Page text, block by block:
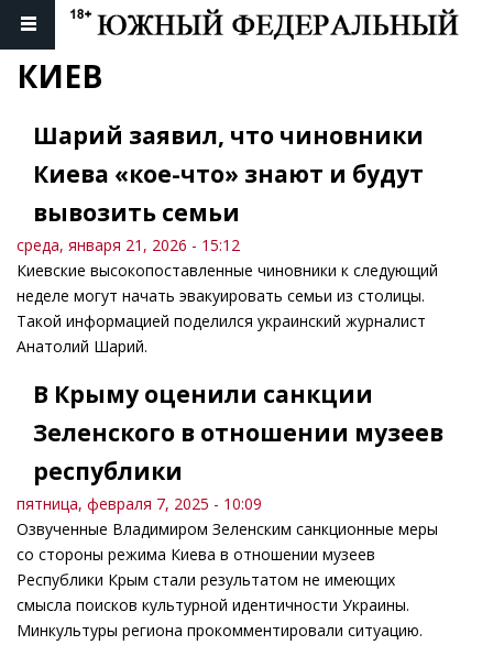
КИЕВ
Шарий заявил, что чиновники
Киева «кое-что» знают и будут
вывозить семьи
среда, января 21, 2026 - 15:12
Киевские высокопоставленные чиновники к следующий
неделе могут начать эвакуировать семьи из столицы.
Такой информацией поделился украинский журналист
Анатолий Шарий.
В Крыму оценили санкции
Зеленского в отношении музеев
республики
пятница, февраля 7, 2025 - 10:09
Озвученные Владимиром Зеленским санкционные меры
со стороны режима Киева в отношении музеев
Республики Крым стали результатом не имеющих
смысла поисков культурной идентичности Украины.
Минкультуры региона прокомментировали ситуацию.